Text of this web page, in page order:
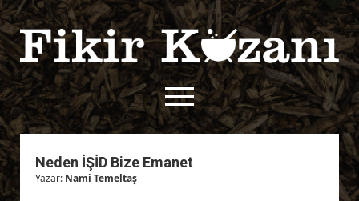
Fikir
Kazanı
menüyü
aç
twitterfacebook
rss
Neden İŞİD Bize Emanet
Yazar: Nami Temeltaş